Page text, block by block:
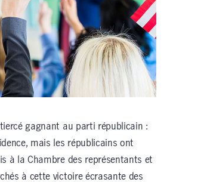
gagnant au parti républicain :
mais les républicains ont
à la Chambre des représentants et
à cette victoire écrasante des